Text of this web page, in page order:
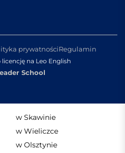
School
licencję na Leo English
prywatnościRegulamin
w Skawinie
w Wieliczce
w Olsztynie